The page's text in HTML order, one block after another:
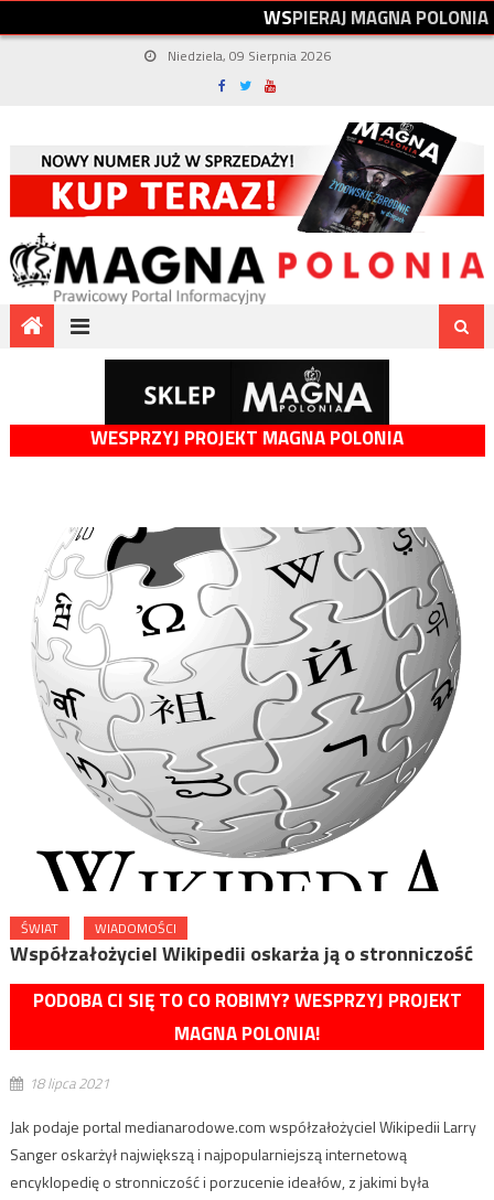
WSPIERAJMAGNAPOLONIA
Niedziela, 09 Sierpnia 2026
WESPRZYJ PROJEKT MAGNA POLONIA
ŚWIAT WIADOMOŚCI
Współzałożyciel Wikipedii oskarża ją o stronniczość
PODOBA CI SIĘ TO CO ROBIMY? WESPRZYJ PROJEKT
MAGNA POLONIA!
18 lipca 2021
Jak podaje portal medianarodowe.com współzałożyciel Wikipedii Larry
Sanger oskarżył największą i najpopularniejszą internetową
encyklopedię o stronniczość i porzucenie ideałów, z jakimi była